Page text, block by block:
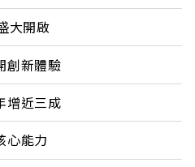
大開啟
創新體驗
增近三成
心能力